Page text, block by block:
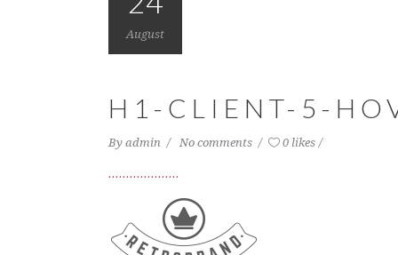
August
H1-CLIENT-5-
By admin No comments 0 likes